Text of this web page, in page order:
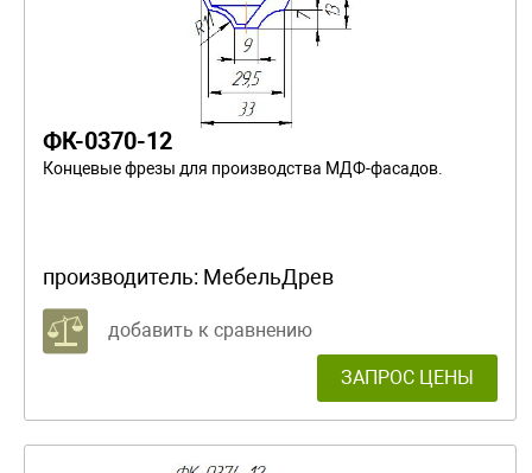
ФК-0370-12
Концевые фрезы для производства МДФ-фасадов.
производитель: МебельДрев
добавить к сравнению
ЗАПРОС ЦЕНЫ